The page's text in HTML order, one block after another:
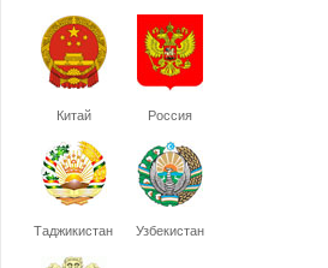
Китай Россия
Таджикистан Узбекистан